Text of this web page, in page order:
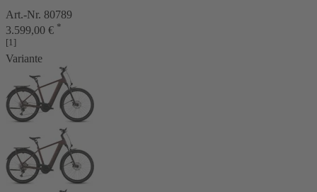
Art.-Nr. 80789
3.599,00 € *
[1]
Variante